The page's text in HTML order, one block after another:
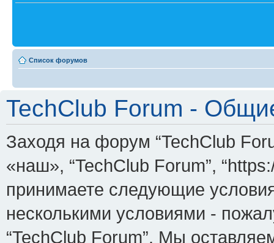
Список форумов
TechClub Forum -
Заходя на форум “TechClub
«наш», “TechClub Forum”,
принимаете следующие
несколькими условиями -
“TechClub Forum”. Мы